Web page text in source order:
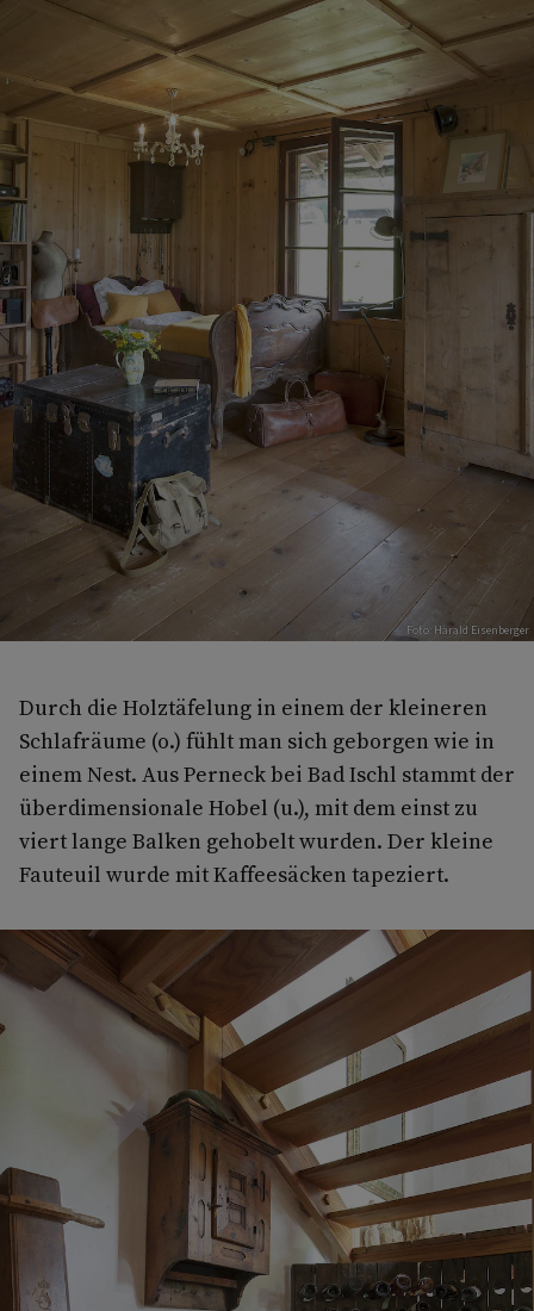
Foto: Harald Eisenberger
Durch die Holztäfelung in einem der kleineren
Schlafräume (o.) fühlt man sich geborgen wie in
einem Nest. Aus Perneck bei Bad Ischl stammt der
überdimensionale Hobel (u.), mit dem einst zu
viert lange Balken gehobelt wurden. Der kleine
Fauteuil wurde mit Kaffeesäcken tapeziert.